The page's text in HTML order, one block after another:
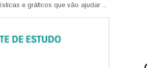
e gráficos que vão ajudar ...